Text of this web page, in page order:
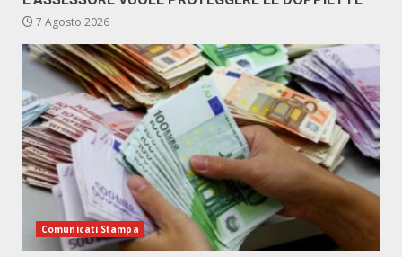
7 Agosto 2026
Comunicati Stampa